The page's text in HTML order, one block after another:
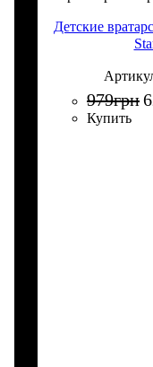
Детские
979грн
Купить